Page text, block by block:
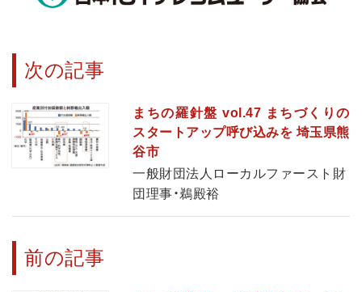
次の記事
まちの羅針盤 vol.47 まちづくりの
スタートアップ呼び込みを 埼玉県熊
谷市
一般財団法人ローカルファースト財
団理事・鵜殿裕
前の記事